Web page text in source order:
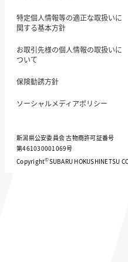
特定個人情報等の適正な取扱いに
関する基本方針
お取引先様の個人情報の取扱いに
ついて
保険勧誘方針
ソーシャルメディアポリシー
新潟県公安委員会 古物商許可証番号
第461030001069号
Copyright©SUBARU HOKUSHINETSU